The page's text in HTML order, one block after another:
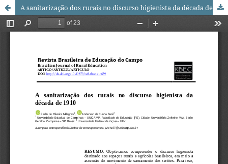
A sanitarização dos rurais no discurso higienista da década de 1910